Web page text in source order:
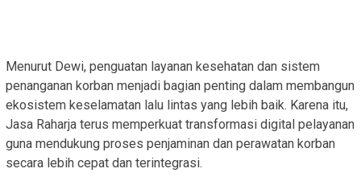
Menurut Dewi, penguatan layanan kesehatan dan sistem
penanganan korban menjadi bagian penting dalam membangun
ekosistem keselamatan lalu lintas yang lebih baik. Karena itu,
Jasa Raharja terus memperkuat transformasi digital pelayanan
guna mendukung proses penjaminan dan perawatan korban
secara lebih cepat dan terintegrasi.